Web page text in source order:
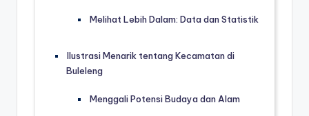
Melihat Lebih Dalam: Data dan Statistik
Ilustrasi Menarik tentang Kecamatan di
Buleleng
Menggali Potensi Budaya dan Alam